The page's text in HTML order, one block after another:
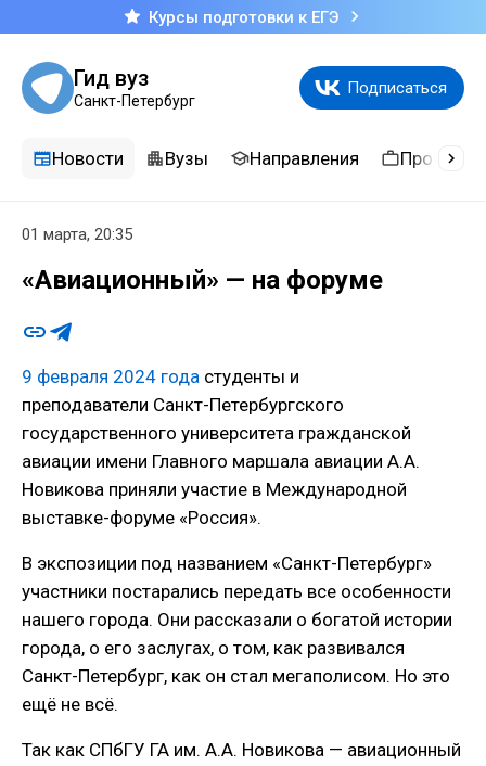
Курсы подготовки к ЕГЭ
Гид вуз
Санкт-Петербург
Подписаться
Новости Вузы Направления
01 марта, 20:35
«Авиационный» — на форуме
9 февраля 2024 года студенты и
преподаватели Санкт-Петербургского
государственного университета гражданской
авиации имени Главного маршала авиации А.А.
Новикова приняли участие в Международной
выставке-форуме «Россия».
В экспозиции под названием «Санкт-Петербург»
участники постарались передать все особенности
нашего города. Они рассказали о богатой истории
города, о его заслугах, о том, как развивался
Санкт-Петербург, как он стал мегаполисом. Но это
ещё не всё.
Так как СПбГУ ГА им. А.А. Новикова — авиационный